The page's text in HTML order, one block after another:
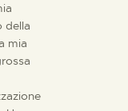
della
mia